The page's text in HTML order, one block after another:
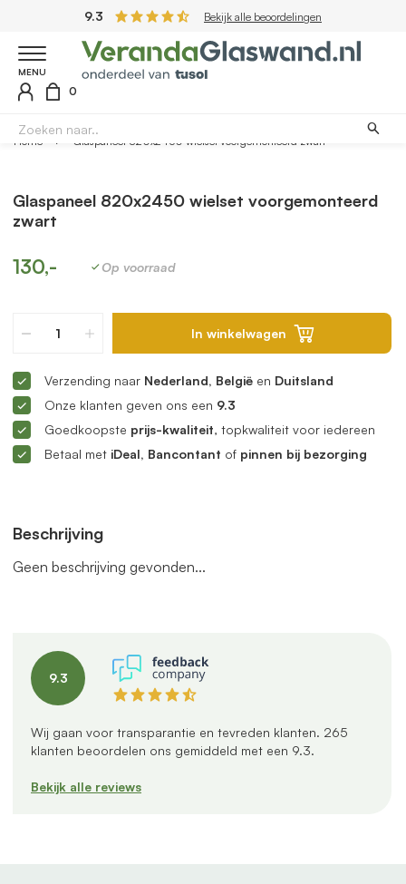
9.3 Bekijk alle beoordelingen
MENU
0
Home Glaspaneel 820x2450 wielset voorgemonteerd zwart
Beschrijving
Geen beschrijving gevonden...
9.3
Wij gaan voor transparantie en tevreden klanten. 265
klanten beoordelen ons gemiddeld met een 9.3.
Bekijk alle reviews
Glaspaneel 820x2450 wielset voorgemonteerd
zwart
130,- Op voorraad
In winkelwagen
Verzending naar Nederland, België en Duitsland
Onze klanten geven ons een 9.3
Goedkoopste prijs-kwaliteit, topkwaliteit voor iedereen
Betaal met iDeal, Bancontant of pinnen bij bezorging